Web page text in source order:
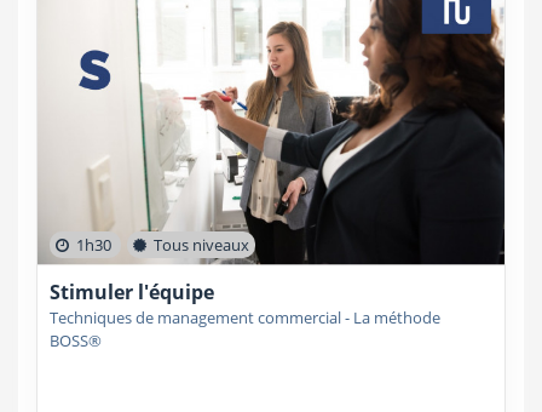
1h30 Tous niveaux
Stimuler l'équipe
Techniques de management commercial - La méthode
BOSS®